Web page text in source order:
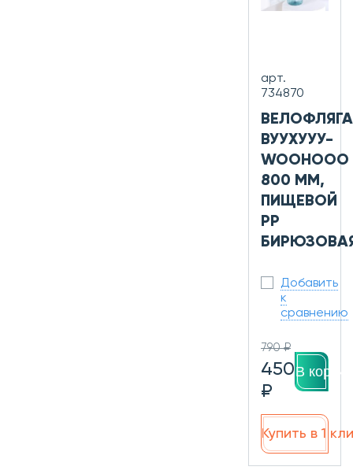
арт.
734870
ВЕЛОФЛЯГА
ВУУХУУУ-
WOOHOOO
800 ММ,
ПИЩЕВОЙ
PP
Добавить
к
сравнению
790 ₽
450
₽
В
Купить в 1